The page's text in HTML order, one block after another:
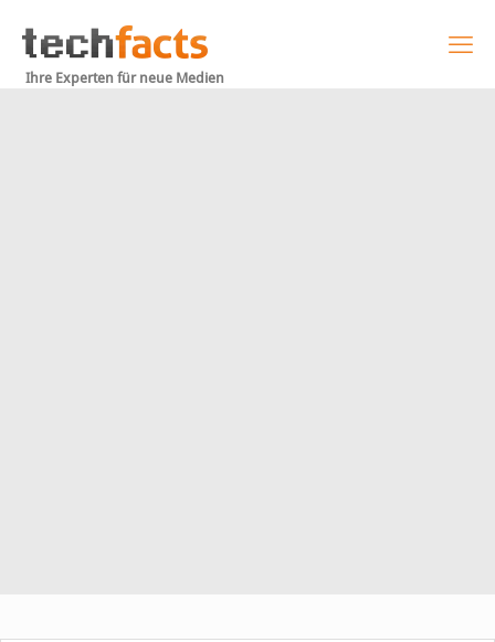
Ihre Experten für neue Medien